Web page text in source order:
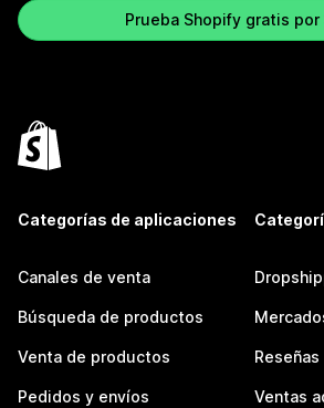
Prueba Shopify gratis por
Categorías de aplicaciones
Canales de venta
Búsqueda de productos
Venta de productos
Pedidos y envíos
Ventas